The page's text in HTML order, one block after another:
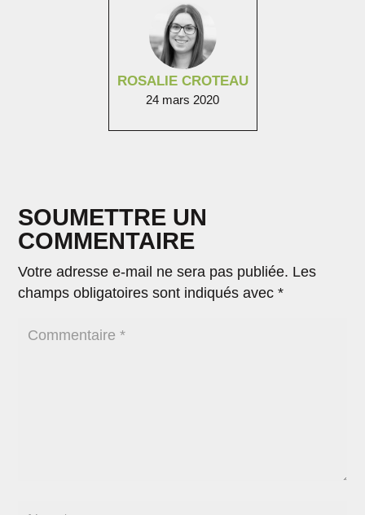
ROSALIE CROTEAU
24 mars 2020
SOUMETTRE UN
COMMENTAIRE
Votre adresse e-mail ne sera pas publiée. Les
champs obligatoires sont indiqués avec*